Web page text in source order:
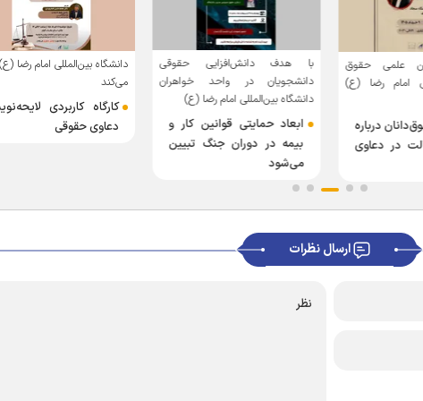
علمی حقوق
امام رضا (ع)
درباره
در دعاوی
با هدف دانش‌افزایی حقوقی
دانشجویان در واحد خواهران
دانشگاه بین‌المللی امام رضا (ع)
ابعاد حمایتی قوانین کار و
بیمه در دوران جنگ تبیین
می‌شود
دانشگاه بین‌المللی امام رضا (ع)
می‌کند
کارگاه کاربردی
دعاوی حقوقی
ارسال نظرات